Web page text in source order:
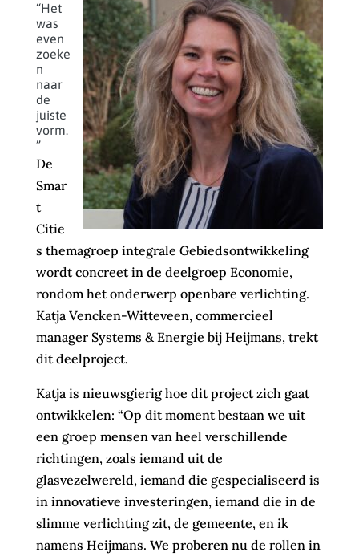
“Het
was
even
zoeke
n
naar
de
juiste
vorm.
”
De
Smar
t
Citie
s themagroep integrale Gebiedsontwikkeling
wordt concreet in de deelgroep Economie,
rondom het onderwerp openbare verlichting.
Katja Vencken-Witteveen, commercieel
manager Systems & Energie bij Heijmans, trekt
dit deelproject.
Katja is nieuwsgierig hoe dit project zich gaat
ontwikkelen: “Op dit moment bestaan we uit
een groep mensen van heel verschillende
richtingen, zoals iemand uit de
glasvezelwereld, iemand die gespecialiseerd is
in innovatieve investeringen, iemand die in de
slimme verlichting zit, de gemeente, en ik
namens Heijmans. We proberen nu de rollen in